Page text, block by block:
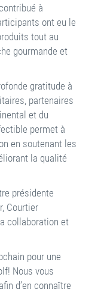
à
ont eu le
tout au
gourmande et
gratitude à
partenaires
et du
permet à
en soutenant les
la qualité
présidente
Courtier
collaboration et
pour une
Nous vous
d’en connaître